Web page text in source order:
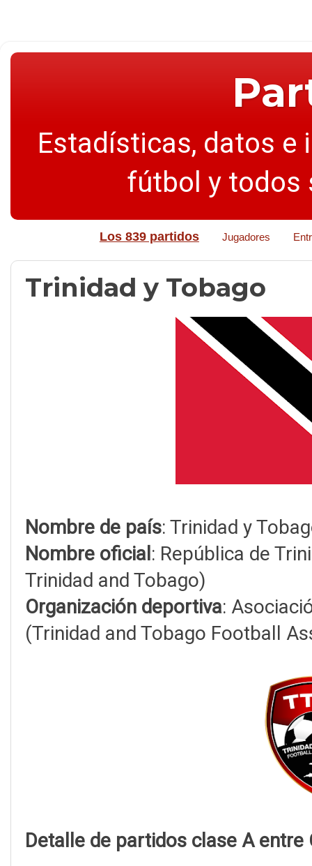
Estadísticas, datos e
fútbol y todos
Los 839 partidos Jugadores
Trinidad y Tobago
Nombre de país: Trinidad y
Nombre oficial : República de
Trinidad and Tobago)
Organización deportiva:
(Trinidad and Tobago Football
Detalle de partidos clase A entre